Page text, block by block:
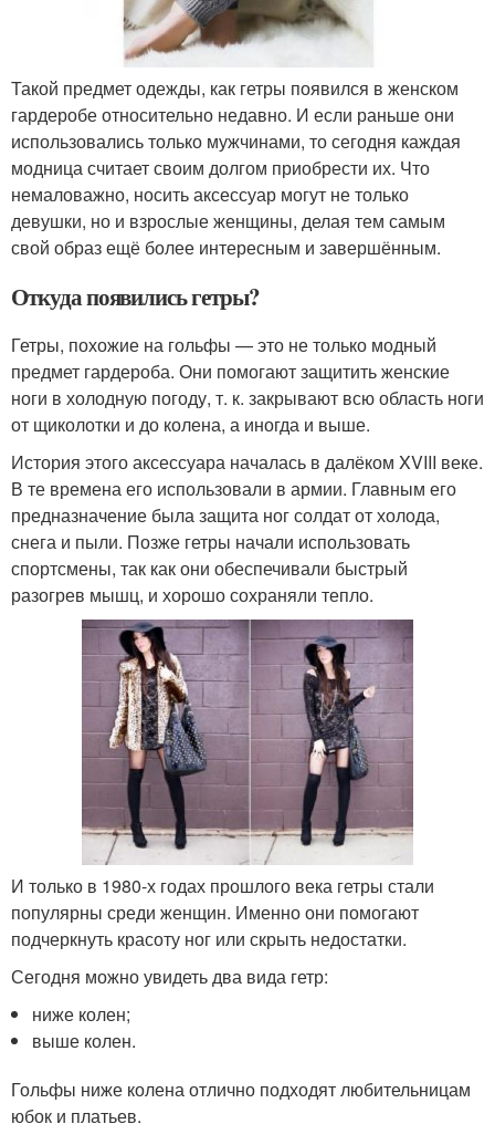
Такой предмет одежды, как гетры появился в женском
гардеробе относительно недавно. И если раньше они
использовались только мужчинами, то сегодня каждая
модница считает своим долгом приобрести их. Что
немаловажно, носить аксессуар могут не только
девушки, но и взрослые женщины, делая тем самым
свой образ ещё более интересным и завершённым.
Откуда появились гетры?
Гетры, похожие на гольфы — это не только модный
предмет гардероба. Они помогают защитить женские
ноги в холодную погоду, т. к. закрывают всю область ноги
от щиколотки и до колена, а иногда и выше.
История этого аксессуара началась в далёком XVIII веке.
В те времена его использовали в армии. Главным его
предназначение была защита ног солдат от холода,
снега и пыли. Позже гетры начали использовать
спортсмены, так как они обеспечивали быстрый
разогрев мышц, и хорошо сохраняли тепло.
И только в 1980-х годах прошлого века гетры стали
популярны среди женщин. Именно они помогают
подчеркнуть красоту ног или скрыть недостатки.
Сегодня можно увидеть два вида гетр:
ниже колен;
выше колен.
Гольфы ниже колена отлично подходят любительницам
юбок и платьев.